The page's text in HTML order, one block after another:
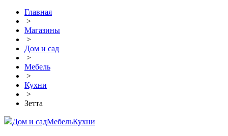
Главная
>
Магазины
>
Дом и сад
>
Мебель
>
Кухни
>
Зетта
Дом и садМебельКухни